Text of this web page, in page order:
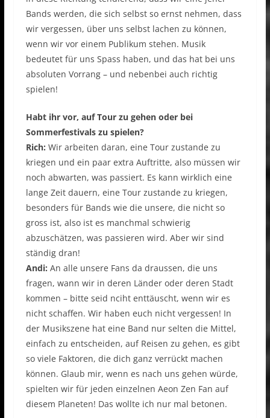
Bands werden, die sich selbst so ernst nehmen, dass
wir vergessen, über uns selbst lachen zu können,
wenn wir vor einem Publikum stehen. Musik
bedeutet für uns Spass haben, und das hat bei uns
absoluten Vorrang – und nebenbei auch richtig
spielen!
Habt ihr vor, auf Tour zu gehen oder bei
Sommerfestivals zu spielen?
Rich: Wir arbeiten daran, eine Tour zustande zu
kriegen und ein paar extra Auftritte, also müssen wir
noch abwarten, was passiert. Es kann wirklich eine
lange Zeit dauern, eine Tour zustande zu kriegen,
besonders für Bands wie die unsere, die nicht so
gross ist, also ist es manchmal schwierig
abzuschätzen, was passieren wird. Aber wir sind
ständig dran!
Andi: An alle unsere Fans da draussen, die uns
fragen, wann wir in deren Länder oder deren Stadt
kommen – bitte seid nciht enttäuscht, wenn wir es
nicht schaffen. Wir haben euch nicht vergessen! In
der Musikszene hat eine Band nur selten die Mittel,
einfach zu entscheiden, auf Reisen zu gehen, es gibt
so viele Faktoren, die dich ganz verrückt machen
können. Glaub mir, wenn es nach uns gehen würde,
spielten wir für jeden einzelnen Aeon Zen Fan auf
diesem Planeten! Das wollte ich nur mal betonen.